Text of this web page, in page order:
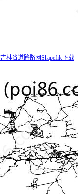
吉林省道路路网Shapefile下载